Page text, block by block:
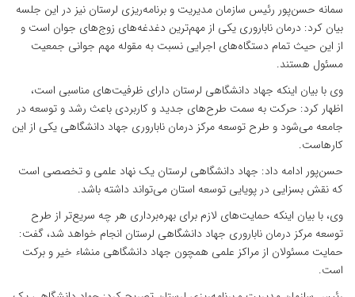
سمانه حسن‌پور رئیس سازمان مدیریت و برنامه‌ریزی لرستان نیز در این جلسه
بیان کرد: درمان ناباروری یکی از مهم‌ترین دغدغه‌های زوج‌های جوان است و
از این حیث تمام دستگاه‌های اجرایی نسبت به مقوله‌ مهم جوانی جمعیت
مسئول هستند.
وی با بیان اینکه جهاد دانشگاهی لرستان دارای ظرفیت‌های مناسبی است،
اظهار کرد: حرکت به سمت طرح‌های جدید و کاربردی باعث رشد و توسعه در
جامعه می‌شود و طرح توسعه مرکز درمان ناباروری جهاد دانشگاهی یکی از این
کارهاست.
حسن‌پور ادامه داد: جهاد دانشگاهی لرستان یک نهاد علمی و تخصصی است
که نقش بسزایی در پویایی توسعه استان می‌تواند داشته باشد.
وی، با بیان اینکه حمایت‌های لازم برای بهره‌برداری هر چه سریع‌تر از طرح
توسعه مرکز درمان ناباروری جهاد دانشگاهی لرستان انجام خواهد شد، گفت:
حمایت مسئولان از مراکز علمی همچون جهاد دانشگاهی منشاء خیر و برکت
است.